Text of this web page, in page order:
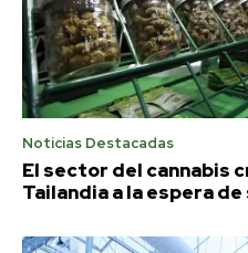
Noticias Destacadas
El sector del cannabis
Tailandia a la espera